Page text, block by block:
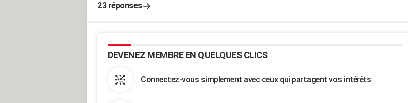
23 réponses
DEVENEZ MEMBRE EN QUELQUES CLICS
Connectez-vous simplement avec ceux qui partagent vos intérêts